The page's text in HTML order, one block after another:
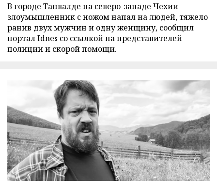
В городе Танвалде на северо-западе Чехии
злоумышленник с ножом напал на людей, тяжело
ранив двух мужчин и одну женщину, сообщил
портал Idnes со ссылкой на представителей
полиции и скорой помощи.